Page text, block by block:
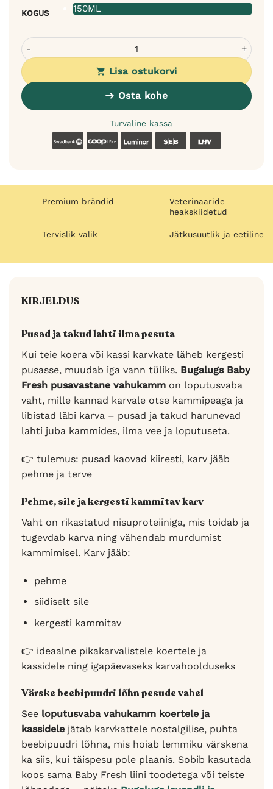
KOGUS 150ML
Bugalugs Baby Fresh vahukamm koertele ja kassidele -
Lisa ostukorvi
Osta kohe
Turvaline kassa
SwedbankCoop Luminor SEB
Premium brändid
Veterinaaride
heakskiidetud
Tervislik valik Jätkusuutlik ja eetiline
KIRJELDUS
Pusad ja takud lahti ilma pesuta
Kui teie koera või kassi karvkate läheb kergesti
pusasse, muudab iga vann tüliks. Bugalugs Baby
Fresh pusavastane vahukamm on loputusvaba
vaht, mille kannad karvale otse kammipeaga ja
libistad läbi karva – pusad ja takud harunevad
lahti juba kammides, ilma vee ja loputuseta.
👉 tulemus: pusad kaovad kiiresti, karv jääb
pehme ja terve
Pehme, sile ja kergesti kammitav karv
Vaht on rikastatud nisuproteiiniga, mis toidab ja
tugevdab karva ning vähendab murdumist
kammimisel. Karv jääb:
pehme
siidiselt sile
kergesti kammitav
👉 ideaalne pikakarvalistele koertele ja
kassidele ning igapäevaseks karvahoolduseks
Värske beebipuudri lõhn pesude vahel
See loputusvaba vahukamm koertele ja
kassidele jätab karvkattele nostalgilise, puhta
beebipuudri lõhna, mis hoiab lemmiku värskena
ka siis, kui täispesu pole plaanis. Sobib kasutada
koos sama Baby Fresh liini toodetega või teiste